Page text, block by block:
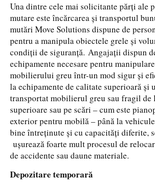
Una dintre cele mai solicitante părți ale
mutare este încărcarea și transportul
mutări Move Solutions dispune de
pentru a manipula obiectele grele și
condiții de siguranță. Angajații dispun
echipamente necesare pentru
mobilierului greu într-un mod sigur și
la echipamente de calitate superioară și
transportat mobilierul greu sau fragil de
superioare sau pe scări – cum este
exterior pentru mobilă – până la
bine întreținute și cu capacități diferite,
ușurează foarte mult procesul de
de accidente sau daune materiale.
Depozitare temporară